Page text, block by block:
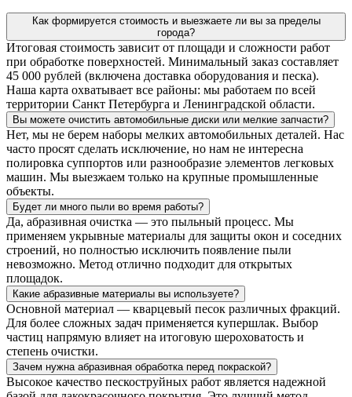
Как формируется стоимость и выезжаете ли вы за пределы
города?
Итоговая стоимость зависит от площади и сложности работ
при обработке поверхностей. Минимальный заказ составляет
45 000 рублей (включена доставка оборудования и песка).
Наша карта охватывает все районы: мы работаем по всей
территории Санкт Петербурга и Ленинградской области.
Вы можете очистить автомобильные диски или мелкие запчасти?
Нет, мы не берем наборы мелких автомобильных деталей. Нас
часто просят сделать исключение, но нам не интересна
полировка суппортов или разнообразие элементов легковых
машин. Мы выезжаем только на крупные промышленные
объекты.
Будет ли много пыли во время работы?
Да, абразивная очистка — это пыльный процесс. Мы
применяем укрывные материалы для защиты окон и соседних
строений, но полностью исключить появление пыли
невозможно. Метод отлично подходит для открытых
площадок.
Какие абразивные материалы вы используете?
Основной материал — кварцевый песок различных фракций.
Для более сложных задач применяется купершлак. Выбор
частиц напрямую влияет на итоговую шероховатость и
степень очистки.
Зачем нужна абразивная обработка перед покраской?
Высокое качество пескоструйных работ является надежной